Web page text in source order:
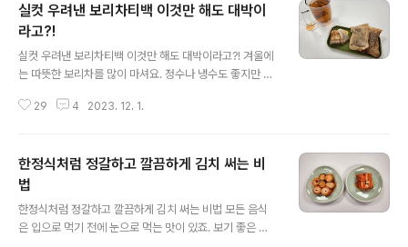
실컷 우려낸 보리차티백 이것만 해도 대박이
라고?!
실컷 우려낸 보리차티백 이것만 해도 대박이라고?! 겨울에
는 따뜻한 보리차를 많이 마셔요. 정수나 냉수도 좋지만 구
잔 마시고 나면 실컷 우려낸 보리차티백이 남는데요. 보리
도 아깝지 않을 정도로 실컷 우려낸 보리차티백을 다시 돌
아보게 만드는 비법이 있어요. 보리차티백을 말려주세요.
햇볕에서 바싹 말리면 되는데요. 요즘같이 해가 쨍하게 나
지 않을 땐 전자레인지로 1분정도 돌려서 수분만 날려도 금
29 4 2023. 12. 1.
한정식처럼 정갈하고 깔끔하게 김치 써는 비
법
한정식처럼 정갈하고 깔끔하게 김치 써는 비법 모든 음식
은 입으로 먹기 전에 눈으로 먹는 맛이 있죠. 보기 좋은 김